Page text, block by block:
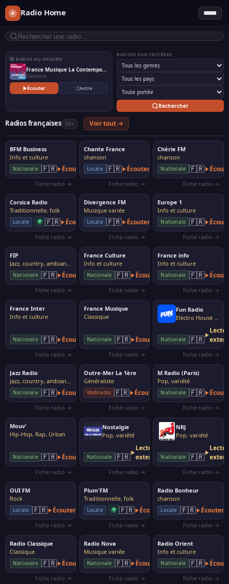
Radio Home
🎲 RADIO AU HASARD
France Musique La Contemporaine
Classique
Écouter
Autre
RADIOS PAR CRITÈRES
Rechercher
Radios françaises 35+ Voir tout →
BFM Business
Info et culture
Nationale 🇫🇷 Écouter
Fiche radio →
Chante France
chanson
Locale 🇫🇷 Écouter
Fiche radio →
Chérie FM
chanson
Nationale 🇫🇷
Fiche radio →
Corsica Radio
Traditionnelle, folk
Locale 🌍 🇫🇷 Écouter
Fiche radio →
Divergence FM
Musique variée
Locale 🇫🇷 Écouter
Fiche radio →
Europe 1
Info et culture
Nationale 🇫🇷
Fiche radio →
FIP
Jazz, country, ambiance
Nationale 🇫🇷 Écouter
Fiche radio →
France Culture
Info et culture
Nationale 🇫🇷 Écouter
Fiche radio →
France info
Info et culture
Nationale 🇫🇷
Fiche radio →
France Inter
Info et culture
Nationale 🇫🇷 Écouter
Fiche radio →
France Musique
Classique
Nationale 🇫🇷 Écouter
Fiche radio →
Fun Radio
Electro House Dance
Nationale 🇫🇷
Fiche radio →
Jazz Radio
Jazz, country, ambiance
Nationale 🇫🇷 Écouter
Fiche radio →
Outre-Mer La 1ère
Généraliste
Webradio 🇫🇷 Écouter
Fiche radio →
M Radio (Paris)
Pop, variété
Nationale 🇫🇷
Fiche radio →
Mouv'
Hip-Hop, Rap, Urban
Nationale 🇫🇷 Écouter
Fiche radio →
Nostalgie
Pop, variété
Nationale 🇫🇷
Lecteur
externe
Fiche radio →
NRJ
Pop, variété
Nationale 🇫🇷
Fiche radio →
OUI FM
Rock
Locale 🇫🇷 Écouter
Fiche radio →
Plum'FM
Traditionnelle, folk
Locale 🌍 🇫🇷 Écouter
Fiche radio →
Radio Bonheur
chanson
Locale 🇫🇷 Écouter
Fiche radio →
Radio Classique
Classique
Nationale 🇫🇷 Écouter
Fiche radio →
Radio Nova
Musique variée
Nationale 🇫🇷 Écouter
Fiche radio →
Radio Orient
Info et culture
Nationale 🇫🇷
Fiche radio →